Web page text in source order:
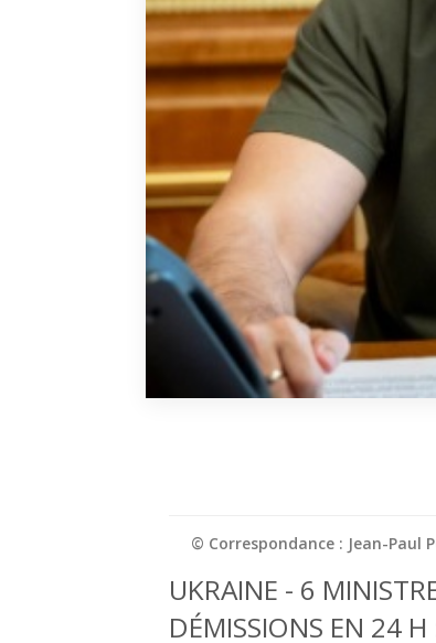
© Correspondance : Jean-Paul
UKRAINE - 6
DÉMISSIONS EN 24